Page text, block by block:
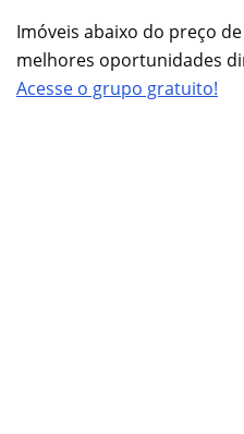
Imóveis abaixo do preço
melhores oportunidades
Acesse o grupo gratuito!